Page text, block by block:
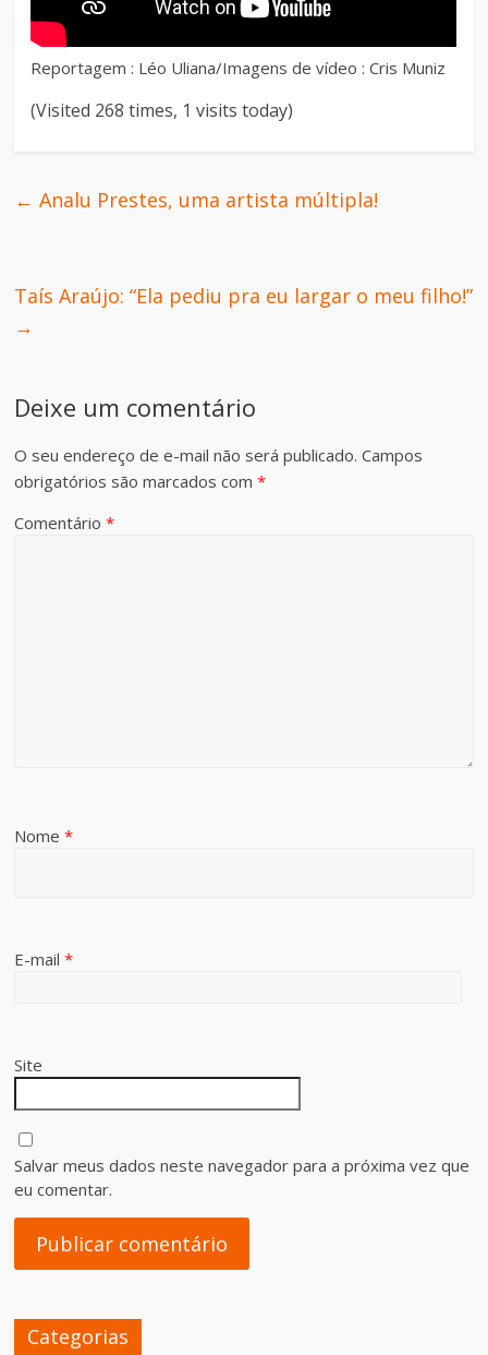
Reportagem : Léo Uliana/Imagens de vídeo : Cris Muniz
(Visited 268 times, 1 visits today)
← Analu Prestes, uma artista múltipla!
Taís Araújo: “Ela pediu pra eu largar o meu filho!”
→
Deixe um comentário
O seu endereço de e-mail não será publicado. Campos
obrigatórios são marcados com*
Comentário*
Nome*
E-mail*
Site
Salvar meus dados neste navegador para a próxima vez que
eu comentar.
Categorias